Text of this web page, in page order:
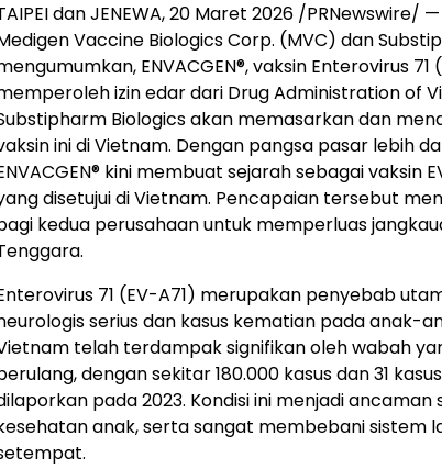
dan JENEWA, 20 Maret 2026 /PRNewswire/
Vaccine Biologics Corp. (MVC) dan
ENVACGEN®, vaksin Enterovirus 71
izin edar dari Drug Administration of
Biologics akan memasarkan dan
ini di Vietnam. Dengan pangsa pasar lebih
kini membuat sejarah sebagai vaksin
disetujui di Vietnam. Pencapaian tersebut
kedua perusahaan untuk memperluas
71 (EV-A71) merupakan penyebab
serius dan kasus kematian pada anak-
telah terdampak signifikan oleh wabah
dengan sekitar 180.000 kasus dan 31
pada 2023. Kondisi ini menjadi ancaman
anak, serta sangat membebani sistem